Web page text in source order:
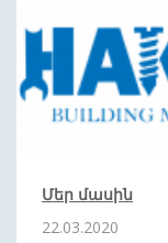
Մեր մասին
22.03.2020